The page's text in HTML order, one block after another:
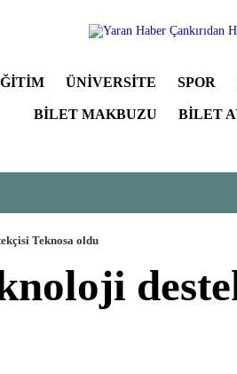
ÜNIVERSITE SPOR
BILET MAKBUZU BILET
Teknosa oldu